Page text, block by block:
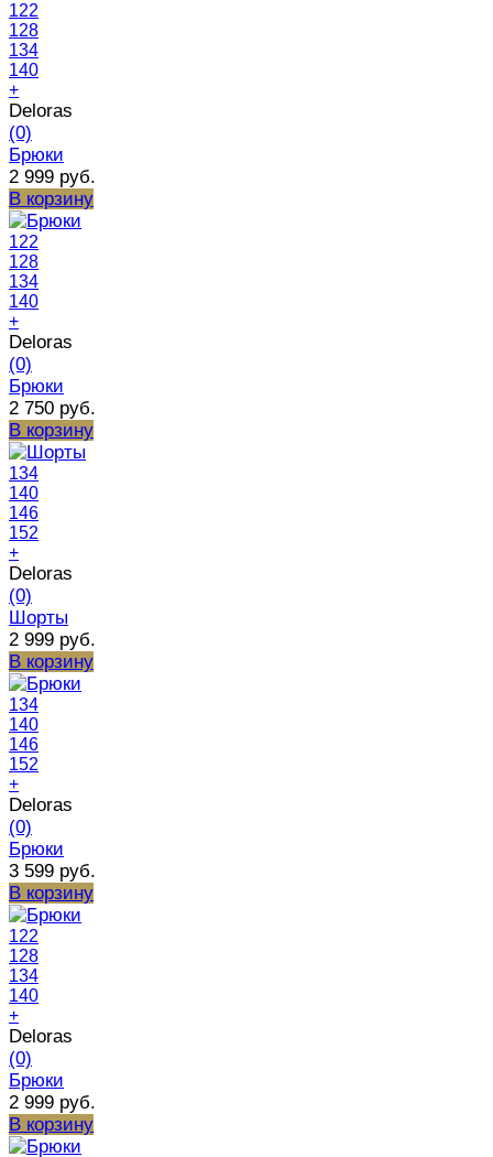
122
128
134
140
+
Deloras
(0)
Брюки
2 999 руб.
В корзину
122
128
134
140
+
Deloras
(0)
Брюки
2 750 руб.
В корзину
134
140
146
152
+
Deloras
(0)
Шорты
2 999 руб.
В корзину
134
140
146
152
+
Deloras
(0)
Брюки
3 599 руб.
В корзину
122
128
134
140
+
Deloras
(0)
Брюки
2 999 руб.
В корзину